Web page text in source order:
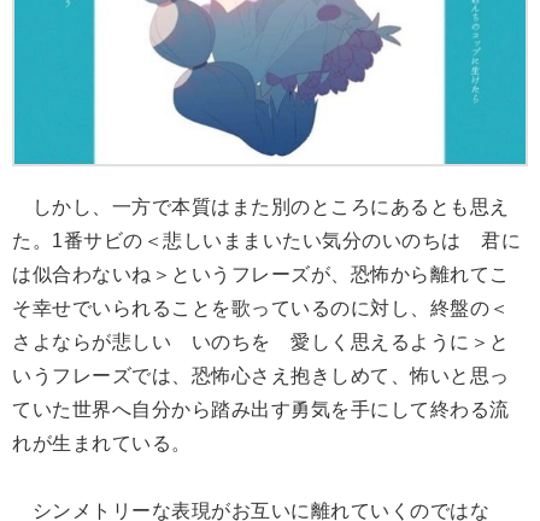
しかし、一方で本質はまた別のところにあるとも思え
た。1番サビの＜悲しいままいたい気分のいのちは 君に
は似合わないね＞というフレーズが、恐怖から離れてこ
そ幸せでいられることを歌っているのに対し、終盤の＜
さよならが悲しい いのちを 愛しく思えるように＞と
いうフレーズでは、恐怖心さえ抱きしめて、怖いと思っ
ていた世界へ自分から踏み出す勇気を手にして終わる流
れが生まれている。
シンメトリーな表現がお互いに離れていくのではな